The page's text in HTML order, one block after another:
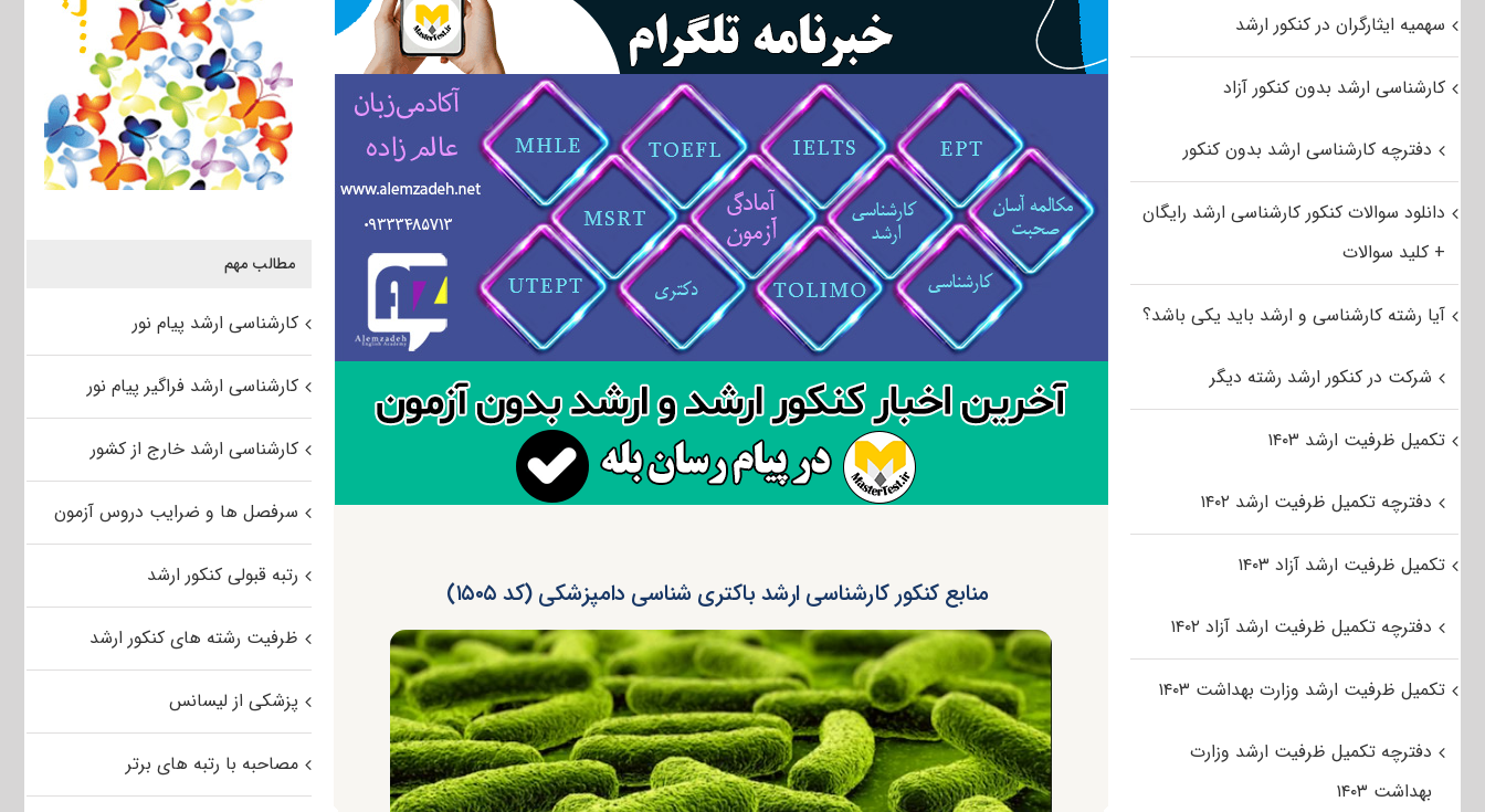
منابع کنکور کارشناسی ارشد باکتری ‌شناسی دامپزشکی (کد ۱۵۰۵)
مطالب مهم
کارشناسی ارشد پیام نور
کارشناسی ارشد فراگیر پیام نور
کارشناسی ارشد خارج از کشور
سرفصل ها و ضرایب دروس آزمون
رتبه قبولی کنکور ارشد
ظرفیت رشته های کنکور ارشد
پزشکی از لیسانس
مصاحبه با رتبه های برتر
سهمیه ایثارگران در کنکور ارشد
کارشناسی ارشد بدون کنکور آزاد
دفترچه کارشناسی ارشد بدون کنکور
دانلود سوالات کنکور کارشناسی ارشد رایگان
+ کلید سوالات
آیا رشته کارشناسی و ارشد باید یکی باشد؟
شرکت در کنکور ارشد رشته دیگر
تکمیل ظرفیت ارشد ۱۴۰۳
دفترچه تکمیل ظرفیت ارشد ۱۴۰۲
تکمیل ظرفیت ارشد آزاد ۱۴۰۳
دفترچه تکمیل ظرفیت ارشد آزاد ۱۴۰۲
تکمیل ظرفیت ارشد وزارت بهداشت ۱۴۰۳
دفترچه تکمیل ظرفیت ارشد وزارت
بهداشت ۱۴۰۳